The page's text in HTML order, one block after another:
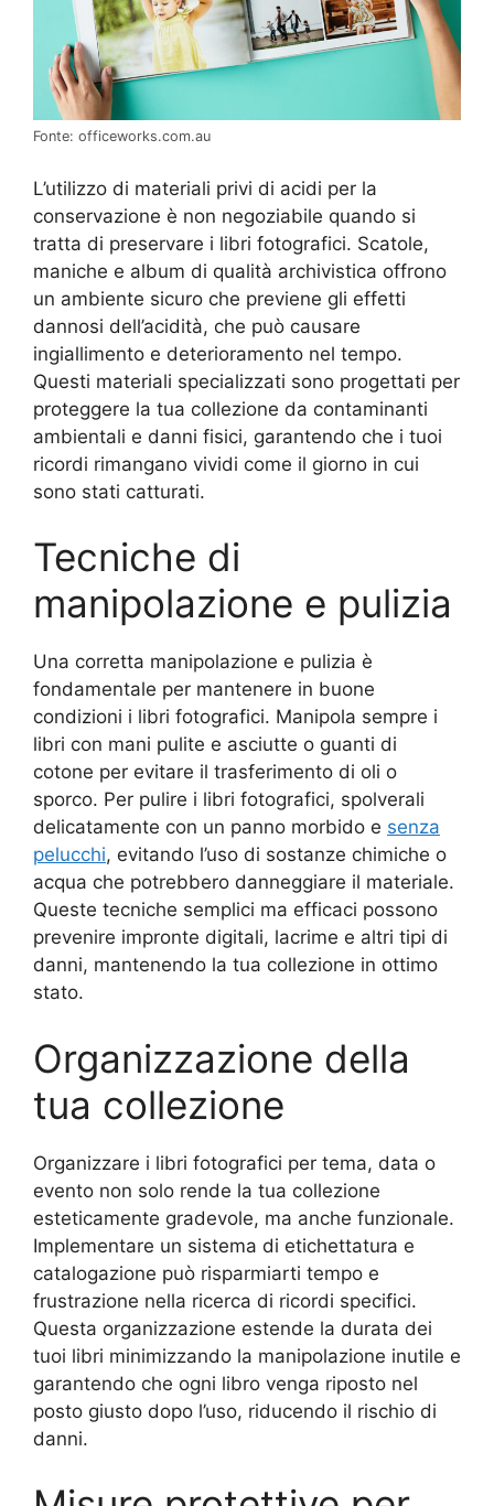
Fonte: officeworks.com.au
L’utilizzo di materiali privi di acidi per la
conservazione è non negoziabile quando si
tratta di preservare i libri fotografici. Scatole,
maniche e album di qualità archivistica offrono
un ambiente sicuro che previene gli effetti
dannosi dell’acidità, che può causare
ingiallimento e deterioramento nel tempo.
Questi materiali specializzati sono progettati per
proteggere la tua collezione da contaminanti
ambientali e danni fisici, garantendo che i tuoi
ricordi rimangano vividi come il giorno in cui
sono stati catturati.
Tecniche di
manipolazione e pulizia
Una corretta manipolazione e pulizia è
fondamentale per mantenere in buone
condizioni i libri fotografici. Manipola sempre i
libri con mani pulite e asciutte o guanti di
cotone per evitare il trasferimento di oli o
sporco. Per pulire i libri fotografici, spolverali
delicatamente con un panno morbido e senza
pelucchi, evitando l’uso di sostanze chimiche o
acqua che potrebbero danneggiare il materiale.
Queste tecniche semplici ma efficaci possono
prevenire impronte digitali, lacrime e altri tipi di
danni, mantenendo la tua collezione in ottimo
stato.
Organizzazione della
tua collezione
Organizzare i libri fotografici per tema, data o
evento non solo rende la tua collezione
esteticamente gradevole, ma anche funzionale.
Implementare un sistema di etichettatura e
catalogazione può risparmiarti tempo e
frustrazione nella ricerca di ricordi specifici.
Questa organizzazione estende la durata dei
tuoi libri minimizzando la manipolazione inutile e
garantendo che ogni libro venga riposto nel
posto giusto dopo l’uso, riducendo il rischio di
danni.